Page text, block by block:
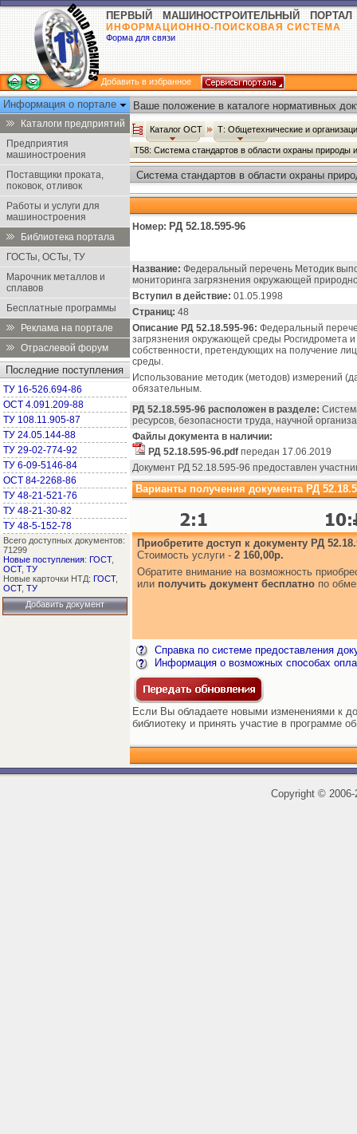
ПЕРВЫЙ МАШИНОСТРОИТЕЛЬНЫЙ ПОРТАЛ
ИНФОРМАЦИОННО-ПОИСКОВАЯ СИСТЕМА
Форма для связи
Добавить в избранное
Информация о портале
Каталоги предприятий
Предприятия
машиностроения
Поставщики проката,
поковок, отливок
Работы и услуги для
машиностроения
Библиотека портала
ГОСТы, ОСТы, ТУ
Марочник металлов и
сплавов
Бесплатные программы
Реклама на портале
Отраслевой форум
Последние поступления
ТУ 16-526.694-86
ОСТ 4.091.209-88
ТУ 108.11.905-87
ТУ 24.05.144-88
ТУ 29-02-774-92
ТУ 6-09-5146-84
ОСТ 84-2268-86
ТУ 48-21-521-76
ТУ 48-21-30-82
ТУ 48-5-152-78
Всего доступных документов:
71299
Новые поступления: ГОСТ,
ОСТ, ТУ
Новые карточки НТД: ГОСТ,
ОСТ, ТУ
Добавить документ
Ваше положение в каталоге нормативных
Каталог ОСТ Т: Общетехнические и
Т58: Система стандартов в области охраны природы
Система стандартов в области охраны
научной организации труда - Каталог ОСТ
Номер: РД 52.18.595-96
Название: Федеральный перечень Методик
мониторинга загрязнения окружающей
Вступил в действие: 01.05.1998
Страниц: 48
Описание РД 52.18.595-96: Федеральный
загрязнения окружающей среды Росгидромета
собственности, претендующих на получение
среды.
Использование методик (методов) измерений
обязательным.
РД 52.18.595-96 расположен в разделе:
ресурсов, безопасности труда, научной
Файлы документа в наличии:
РД 52.18.595-96.pdf передан 17.06.2019
Документ РД 52.18.595-96 предоставлен
Варианты получения документа РД
Приобретите доступ к документу РД
Стоимость услуги - 2 160,00р.
Обратите внимание на возможность
или получить документ бесплатно по
Справка по системе предоставления
Информация о возможных способах
Если Вы обладаете новыми изменениями к
библиотеку и принять участие в программе
Copyright ©